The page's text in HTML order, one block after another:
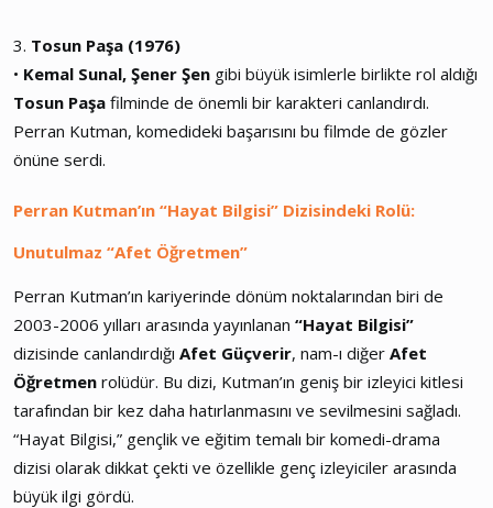
3. Tosun Paşa (1976)
• Kemal Sunal, Şener Şen gibi büyük isimlerle birlikte rol aldığı
Tosun Paşa filminde de önemli bir karakteri canlandırdı.
Perran Kutman, komedideki başarısını bu filmde de gözler
önüne serdi.
Perran Kutman’ın “Hayat Bilgisi” Dizisindeki Rolü:
Unutulmaz “Afet Öğretmen”
Perran Kutman’ın kariyerinde dönüm noktalarından biri de
2003-2006 yılları arasında yayınlanan “Hayat Bilgisi”
dizisinde canlandırdığı Afet Güçverir, nam-ı diğer Afet
Öğretmen rolüdür. Bu dizi, Kutman’ın geniş bir izleyici kitlesi
tarafından bir kez daha hatırlanmasını ve sevilmesini sağladı.
“Hayat Bilgisi,” gençlik ve eğitim temalı bir komedi-drama
dizisi olarak dikkat çekti ve özellikle genç izleyiciler arasında
büyük ilgi gördü.